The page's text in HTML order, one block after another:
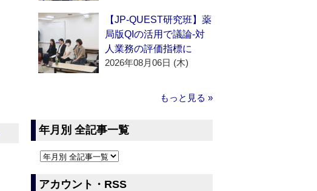
【JP-QUEST研究班】薬
局版QIの活用で議論‐対
人業務の評価指標に
2026年08月06日 (木)
もっと見る »
年月別 全記事一覧
アカウント・RSS